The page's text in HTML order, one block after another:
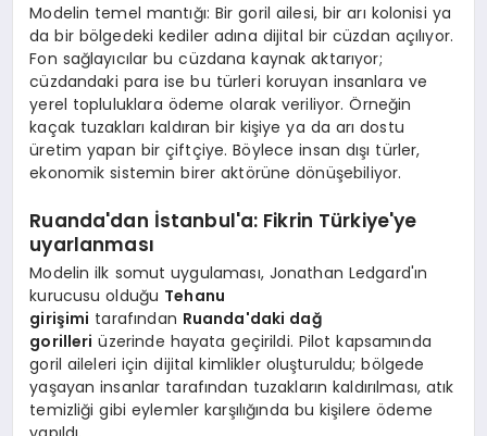
Modelin temel mantığı: Bir goril ailesi, bir arı kolonisi ya
da bir bölgedeki kediler adına dijital bir cüzdan açılıyor.
Fon sağlayıcılar bu cüzdana kaynak aktarıyor;
cüzdandaki para ise bu türleri koruyan insanlara ve
yerel topluluklara ödeme olarak veriliyor. Örneğin
kaçak tuzakları kaldıran bir kişiye ya da arı dostu
üretim yapan bir çiftçiye. Böylece insan dışı türler,
ekonomik sistemin birer aktörüne dönüşebiliyor.
Ruanda'dan İstanbul'a: Fikrin Türkiye'ye
uyarlanması
Modelin ilk somut uygulaması, Jonathan Ledgard'ın
kurucusu olduğu Tehanu
girişimi tarafından Ruanda'daki dağ
gorilleri üzerinde hayata geçirildi. Pilot kapsamında
goril aileleri için dijital kimlikler oluşturuldu; bölgede
yaşayan insanlar tarafından tuzakların kaldırılması, atık
temizliği gibi eylemler karşılığında bu kişilere ödeme